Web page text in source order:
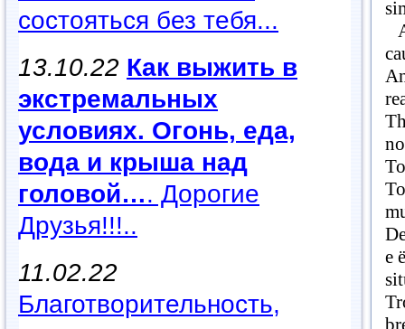
состояться без тебя...
13.10.22 Как выжить в
экстремальных
условиях. Огонь, еда,
вода и крыша над
головой…. Дорогие
Друзья!!!..
11.02.22
Благотворительность,
е